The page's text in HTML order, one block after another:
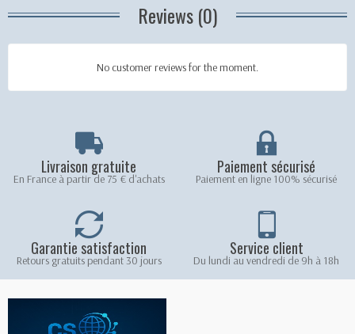
Reviews (0)
No customer reviews for the moment.
Livraison gratuite
En France à partir de 75 € d'achats
Paiement sécurisé
Paiement en ligne 100% sécurisé
Garantie satisfaction
Retours gratuits pendant 30 jours
Service client
Du lundi au vendredi de 9h à 18h